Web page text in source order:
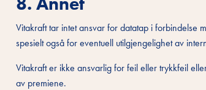
Vitakraft tar intet ansvar for datatap i forbindelse
spesielt også for eventuell utilgjengelighet av
Vitakraft er ikke ansvarlig for feil eller trykkfeil
av premiene.